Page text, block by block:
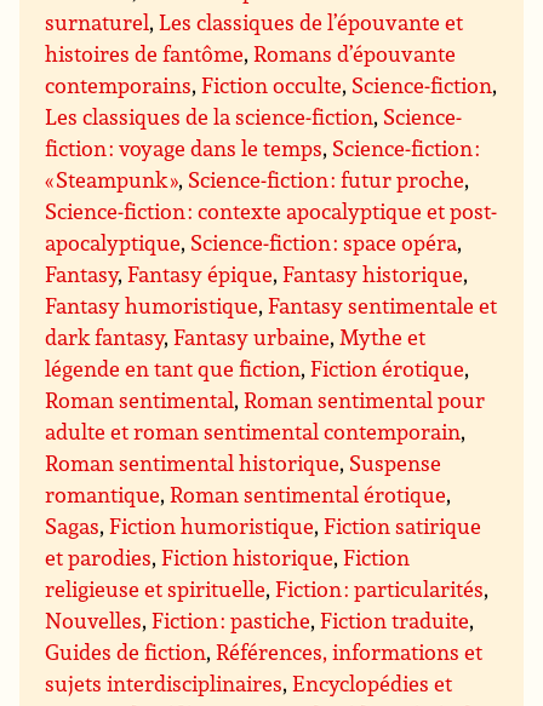
surnaturel,Les classiques de l’épouvante et
histoires de fantôme,Romans d’épouvante
contemporains,Fiction occulte, Science-fiction,
Les classiques de la science-fiction, Science-
fiction : voyage dans le temps, Science-fiction :
« Steampunk », Science-fiction : futur proche,
Science-fiction : contexte apocalyptique et post-
apocalyptique, Science-fiction : space opéra,
Fantasy,Fantasy épique,Fantasy historique,
Fantasy humoristique,Fantasy sentimentale et
dark fantasy,Fantasy urbaine,Mythe et
légende en tant que fiction,Fiction érotique,
Roman sentimental,Roman sentimental pour
adulte et roman sentimental contemporain,
Roman sentimental historique, Suspense
romantique,Roman sentimental érotique,
Sagas,Fiction humoristique,Fiction satirique
et parodies,Fiction historique,Fiction
religieuse et spirituelle,Fiction : particularités,
Nouvelles,Fiction : pastiche,Fiction traduite,
Guides de fiction,Références, informations et
sujets interdisciplinaires,Encyclopédies et